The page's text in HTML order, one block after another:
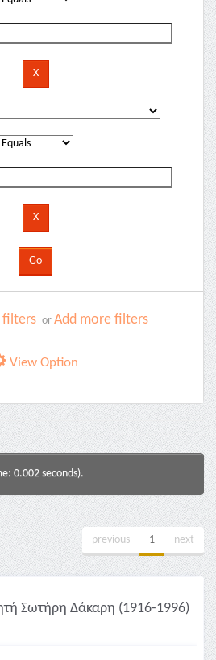
filters or Add more filters
View Option
0.002 seconds).
previous 1 next
Σωτήρη Δάκαρη (1916-1996)